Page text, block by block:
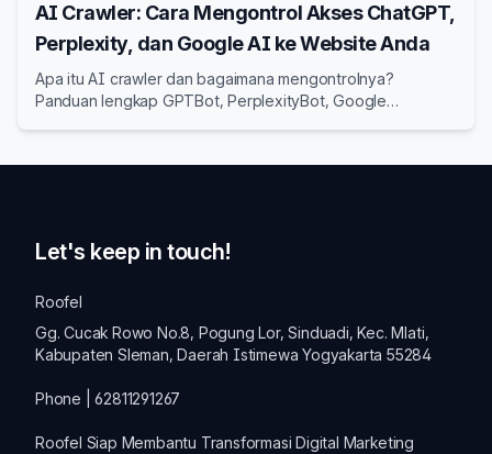
AI Crawler: Cara Mengontrol Akses ChatGPT,
Perplexity, dan Google AI ke Website Anda
Apa itu AI crawler dan bagaimana mengontrolnya?
Panduan lengkap GPTBot, PerplexityBot, Google
Let's keep in touch!
Roofel
Gg. Cucak Rowo No.8, Pogung Lor, Sinduadi, Kec. Mlati,
Kabupaten Sleman, Daerah Istimewa Yogyakarta 55284
Phone | 62811291267
Roofel Siap Membantu TransformasiDigital Marketing